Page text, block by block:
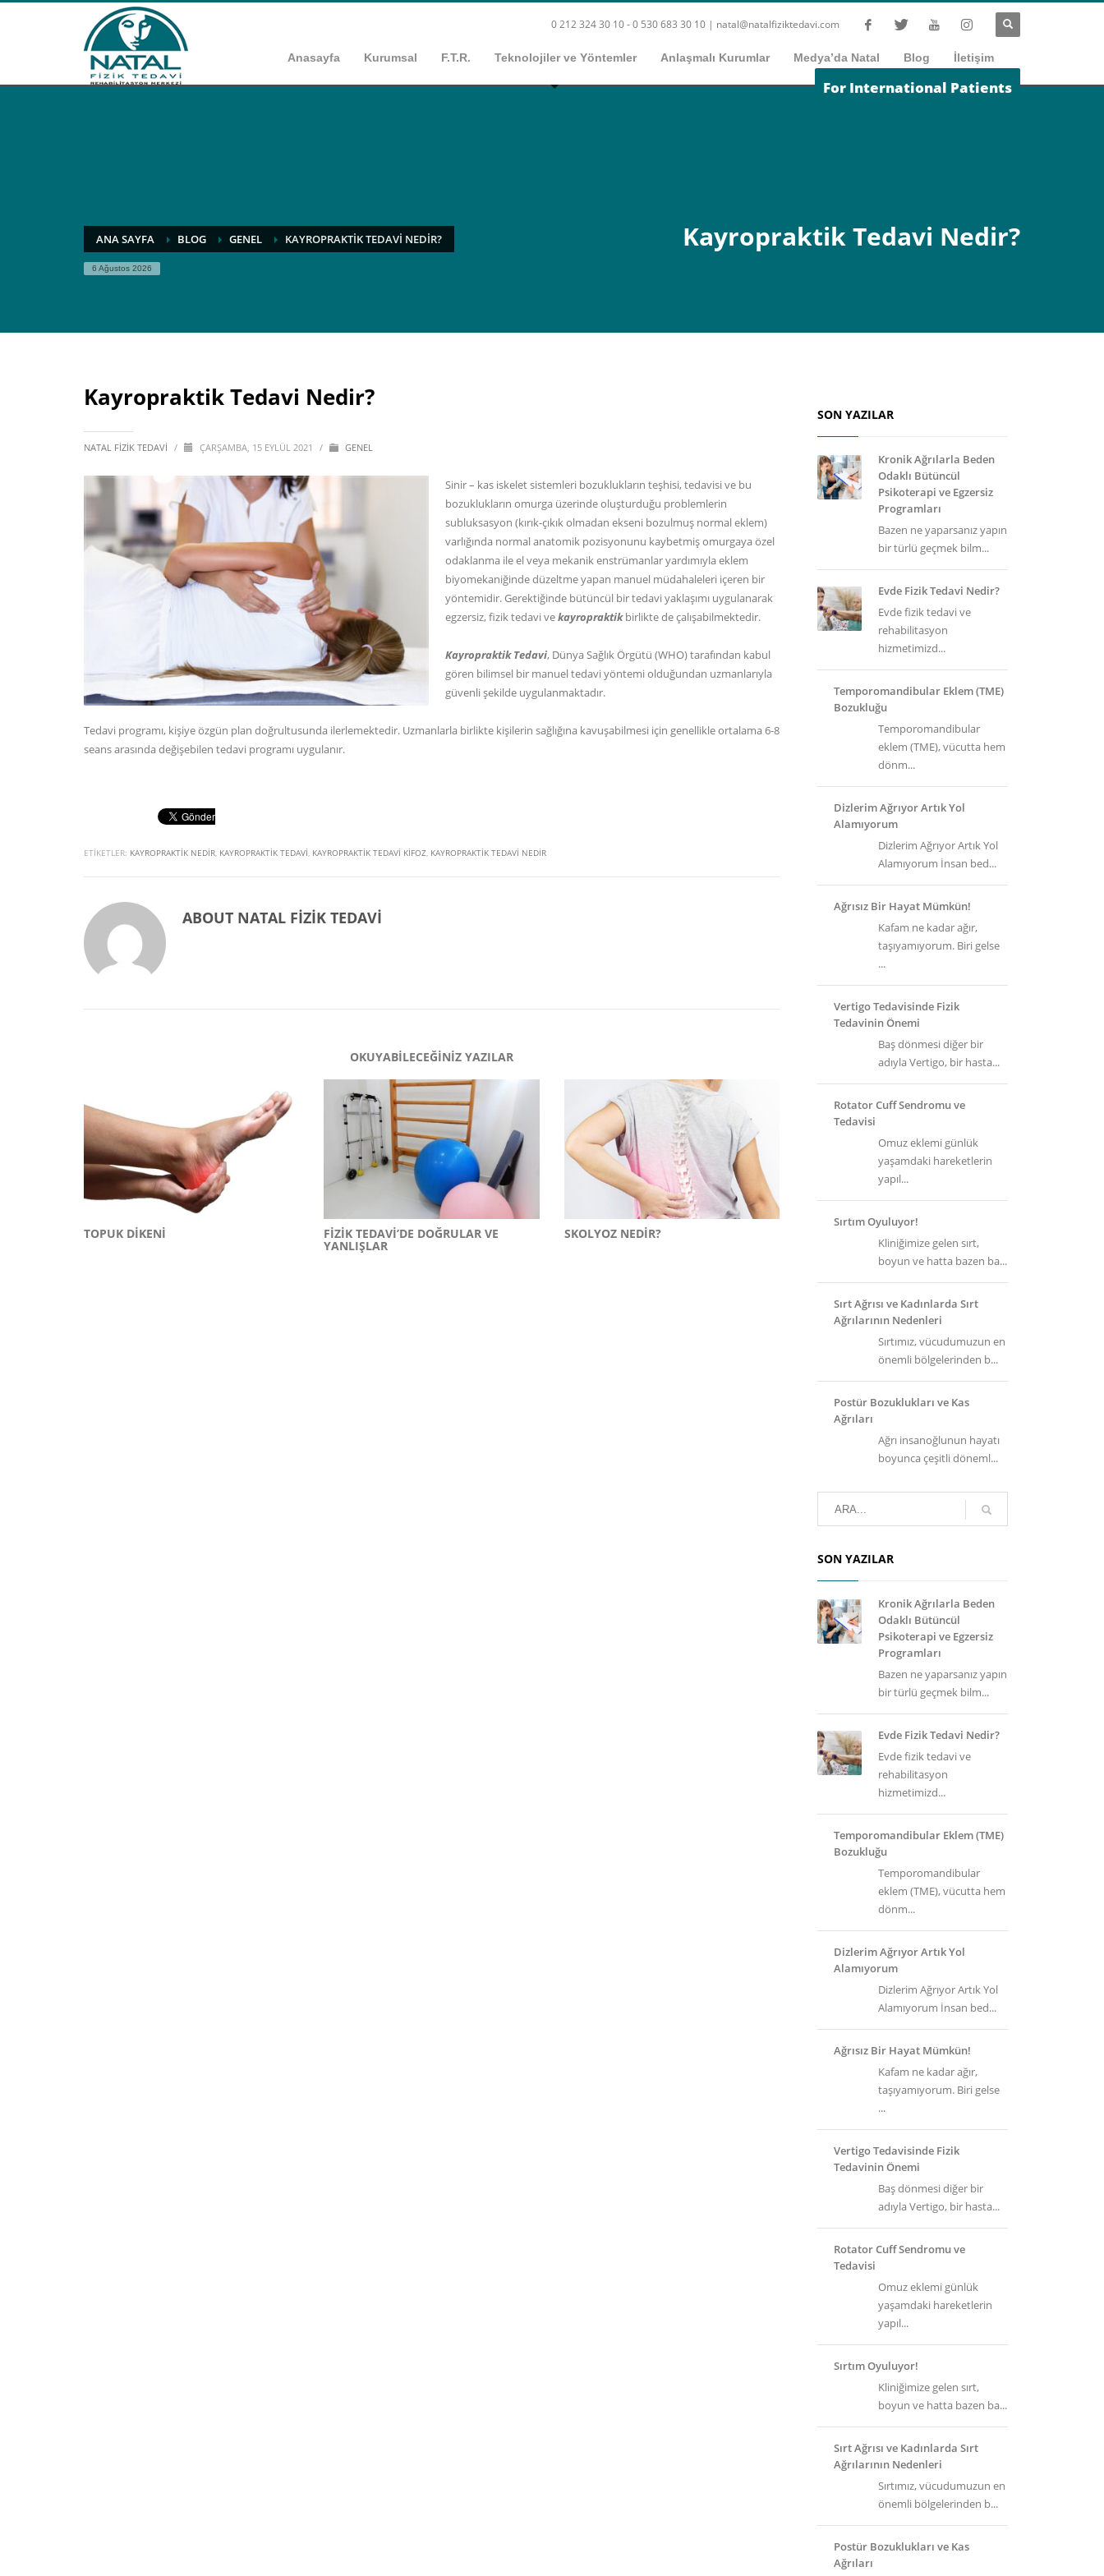
0 212 324 30 10 - 0 530 683 30 10 | natal@natalfiziktedavi.com
Anasayfa Kurumsal F.T.R. Teknolojiler ve Yöntemler Anlaşmalı Kurumlar Medya’da Natal Blog İletişim
For International Patients
ANA SAYFA BLOG GENEL KAYROPRAKTIK TEDAVI NEDIR?
6 Ağustos 2026
Kayropraktik Tedavi Nedir?
Kayropraktik Tedavi Nedir?
NATAL FIZIK TEDAVI / ÇARŞAMBA, 15 EYLÜL 2021 / GENEL
Sinir – kas iskelet sistemleri bozuklukların teşhisi, tedavisi ve bu
bozuklukların omurga üzerinde oluşturduğu problemlerin
subluksasyon (kırık-çıkık olmadan ekseni bozulmuş normal eklem)
varlığında normal anatomik pozisyonunu kaybetmiş omurgaya özel
odaklanma ile el veya mekanik enstrümanlar yardımıyla eklem
biyomekaniğinde düzeltme yapan manuel müdahaleleri içeren bir
yöntemidir. Gerektiğinde bütüncül bir tedavi yaklaşımı uygulanarak
egzersiz, fizik tedavi vekayropraktikbirlikte de çalışabilmektedir.
Kayropraktik Tedavi, Dünya Sağlık Örgütü (WHO) tarafından kabul
gören bilimsel bir manuel tedavi yöntemi olduğundan uzmanlarıyla
güvenli şekilde uygulanmaktadır.
Tedavi programı, kişiye özgün plan doğrultusunda ilerlemektedir. Uzmanlarla birlikte kişilerin sağlığına kavuşabilmesi için genellikle ortalama 6-8
seans arasında değişebilen tedavi programı uygulanır.
ETIKETLER: KAYROPRAKTIK NEDIR, KAYROPRAKTIK TEDAVI, KAYROPRAKTIK TEDAVI KIFOZ, KAYROPRAKTIK TEDAVI NEDIR
ABOUT NATAL FIZIK TEDAVI
OKUYABILECEĞINIZ YAZILAR
TOPUK DIKENI FIZIK TEDAVI’DE DOĞRULAR VE
YANLIŞLAR
SKOLYOZ NEDIR?
SON YAZILAR
Kronik Ağrılarla Beden
Odaklı Bütüncül
Psikoterapi ve Egzersiz
Programları
Bazen ne yaparsanız yapın
bir türlü geçmek bilm...
Evde Fizik Tedavi Nedir?
Evde fizik tedavi ve
rehabilitasyon
hizmetimizd...
Temporomandibular Eklem (TME)
Bozukluğu
Temporomandibular
eklem (TME), vücutta hem
dönm...
Dizlerim Ağrıyor Artık Yol
Alamıyorum
Dizlerim Ağrıyor Artık Yol
Alamıyorum İnsan bed...
Ağrısız Bir Hayat Mümkün!
Kafam ne kadar ağır,
taşıyamıyorum. Biri gelse
...
Vertigo Tedavisinde Fizik
Tedavinin Önemi
Baş dönmesi diğer bir
adıyla Vertigo, bir hasta...
Rotator Cuff Sendromu ve
Tedavisi
Omuz eklemi günlük
yaşamdaki hareketlerin
yapıl...
Sırtım Oyuluyor!
Kliniğimize gelen sırt,
boyun ve hatta bazen ba...
Sırt Ağrısı ve Kadınlarda Sırt
Ağrılarının Nedenleri
Sırtımız, vücudumuzun en
önemli bölgelerinden b...
Postür Bozuklukları ve Kas
Ağrıları
Ağrı insanoğlunun hayatı
boyunca çeşitli döneml...
SON YAZILAR
Kronik Ağrılarla Beden
Odaklı Bütüncül
Psikoterapi ve Egzersiz
Programları
Bazen ne yaparsanız yapın
bir türlü geçmek bilm...
Evde Fizik Tedavi Nedir?
Evde fizik tedavi ve
rehabilitasyon
hizmetimizd...
Temporomandibular Eklem (TME)
Bozukluğu
Temporomandibular
eklem (TME), vücutta hem
dönm...
Dizlerim Ağrıyor Artık Yol
Alamıyorum
Dizlerim Ağrıyor Artık Yol
Alamıyorum İnsan bed...
Ağrısız Bir Hayat Mümkün!
Kafam ne kadar ağır,
taşıyamıyorum. Biri gelse
...
Vertigo Tedavisinde Fizik
Tedavinin Önemi
Baş dönmesi diğer bir
adıyla Vertigo, bir hasta...
Rotator Cuff Sendromu ve
Tedavisi
Omuz eklemi günlük
yaşamdaki hareketlerin
yapıl...
Sırtım Oyuluyor!
Kliniğimize gelen sırt,
boyun ve hatta bazen ba...
Sırt Ağrısı ve Kadınlarda Sırt
Ağrılarının Nedenleri
Sırtımız, vücudumuzun en
önemli bölgelerinden b...
Postür Bozuklukları ve Kas
Ağrıları